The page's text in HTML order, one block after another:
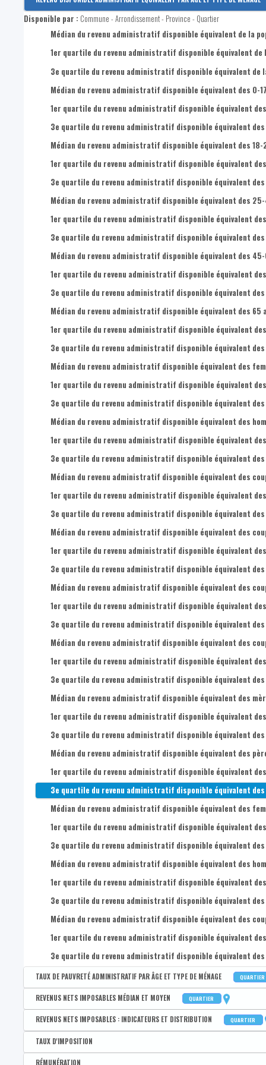
Revenu disponible par habitant
Revenus primaires par habitant
Disponible par : Commune - Arrondissement - Province - Quartier
Médian du revenu administratif disponible équivalent de la
1er quartile du revenu administratif disponible équivalent de
3e quartile du revenu administratif disponible équivalent de
Médian du revenu administratif disponible équivalent des 0-
1er quartile du revenu administratif disponible équivalent
3e quartile du revenu administratif disponible équivalent des
Médian du revenu administratif disponible équivalent des 18-
1er quartile du revenu administratif disponible équivalent
3e quartile du revenu administratif disponible équivalent des
Médian du revenu administratif disponible équivalent des
1er quartile du revenu administratif disponible équivalent
3e quartile du revenu administratif disponible équivalent
Médian du revenu administratif disponible équivalent des
1er quartile du revenu administratif disponible équivalent
3e quartile du revenu administratif disponible équivalent
Médian du revenu administratif disponible équivalent des 65
1er quartile du revenu administratif disponible équivalent
3e quartile du revenu administratif disponible équivalent
Médian du revenu administratif disponible équivalent des
1er quartile du revenu administratif disponible équivalent
3e quartile du revenu administratif disponible équivalent des
Médian du revenu administratif disponible équivalent des
1er quartile du revenu administratif disponible équivalent des
3e quartile du revenu administratif disponible équivalent des
Médian du revenu administratif disponible équivalent des
1er quartile du revenu administratif disponible équivalent
3e quartile du revenu administratif disponible équivalent des
Médian du revenu administratif disponible équivalent des
1er quartile du revenu administratif disponible équivalent
3e quartile du revenu administratif disponible équivalent des
Médian du revenu administratif disponible équivalent des
1er quartile du revenu administratif disponible équivalent
3e quartile du revenu administratif disponible équivalent des
Médian du revenu administratif disponible équivalent des
1er quartile du revenu administratif disponible équivalent
3e quartile du revenu administratif disponible équivalent
Médian du revenu administratif disponible équivalent des
1er quartile du revenu administratif disponible équivalent
3e quartile du revenu administratif disponible équivalent
Médian du revenu administratif disponible équivalent des
1er quartile du revenu administratif disponible équivalent
3e quartile du revenu administratif disponible équivalent
Médian du revenu administratif disponible équivalent des
1er quartile du revenu administratif disponible équivalent
3e quartile du revenu administratif disponible équivalent des
Médian du revenu administratif disponible équivalent des
1er quartile du revenu administratif disponible équivalent
3e quartile du revenu administratif disponible équivalent des
Médian du revenu administratif disponible équivalent des
1er quartile du revenu administratif disponible équivalent
3e quartile du revenu administratif disponible équivalent des
TAUX DE PAUVRETÉ ADMINISTRATIF PAR ÂGE ET TYPE DE MÉNAGE QUARTIER
Disponible par : Commune - Arrondissement - Province - Quartier
Taux de pauvreté administratif de la population
Taux de pauvreté administratif des 0-17 ans
Taux de pauvreté administratif des 18-24 ans
REVENUS NETS IMPOSABLES MÉDIAN ET MOYEN QUARTIER
Disponible par : Commune - Arrondissement - Province - Quartier
Revenu médian par déclaration
Revenu moyen par déclaration
REVENUS NETS IMPOSABLES : INDICATEURS ET DISTRIBUTION QUARTIER
Disponible par :Commune - Arrondissement - Province - Quartier
Coefficient interquartile des revenus nets imposables par
TAUX D'IMPOSITION
Disponible par :Commune - Arrondissement - Province - Bassin EFE - Zone de
RÉMUNÉRATION